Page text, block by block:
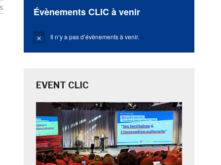
Évènements CLIC à venir
Notice Il n’y a pas d’évènements à venir.
EVENT CLIC